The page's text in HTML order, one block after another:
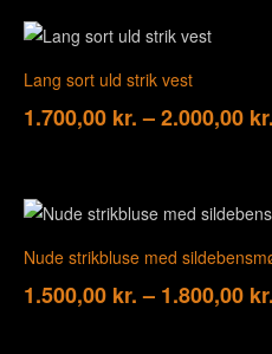
Lang sort uld strik vest
1.700,00 kr. –2.000,00 kr.
Nude strikbluse med
1.500,00 kr. – 1.800,00 kr.